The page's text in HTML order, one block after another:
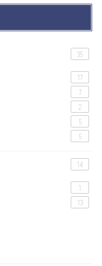
35
17
7
2
5
5
14
1
13